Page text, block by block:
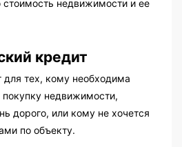
недвижимости и ее
кредит
тех, кому необходима
недвижимости,
дорого, или кому не хочется
по объекту.